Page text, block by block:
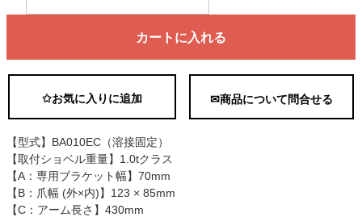
カートに入れる
✩お気に入りに追加 ✉商品について問合せる
【型式】BA010EC（溶接固定）
【取付ショベル重量】1.0tクラス
【A：専用ブラケット幅】70mm
【B：爪幅 (外×内)】123 × 85mm
【C：アーム長さ】430mm